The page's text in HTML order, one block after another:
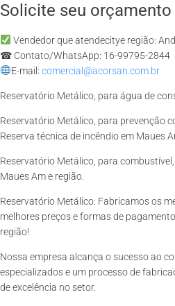
Solicite seu orçamento
Vendedor que atendecitye região:
☎ Contato/WhatsApp: 16-99795-2844
E-mail: comercial@acorsan.com.br
Reservatório Metálico, para água de
Reservatório Metálico, para prevenção
Reserva técnica de incêndio em Maues
Reservatório Metálico, para
Maues Am e região.
Reservatório Metálico: Fabricamos os
melhores preços e formas de
região!
Nossa empresa alcança o sucesso ao
especializados e um processo de
de excelência no setor.